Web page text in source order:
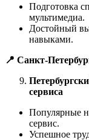
Подготовка
мультимедиа.
Достойный
навыками.
📍 Санкт-
сервиса
Популярные
сервис.
Успешное